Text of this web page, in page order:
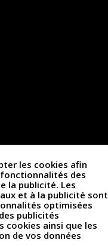
les cookies afin
des
la publicité. Les
et à la publicité sont
optimisées
publicités
cookies ainsi que les
de vos données